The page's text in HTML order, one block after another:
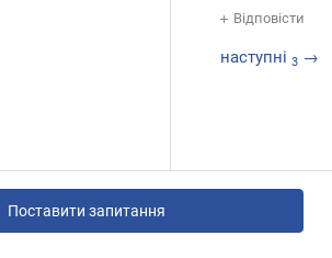
Відповісти
наступні 3 →
Поставити запитання